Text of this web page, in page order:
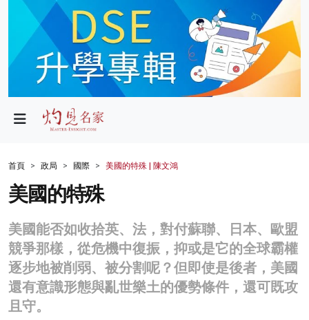
政局
財經
生活
商業
科技
影片
首頁 政局 國際 美國的特殊 | 陳文鴻
美國的特殊
美國能否如收拾英、法，對付蘇聯、日本、歐盟
競爭那樣，從危機中復振，抑或是它的全球霸權
逐步地被削弱、被分割呢？但即使是後者，美國
還有意識形態與亂世樂土的優勢條件，還可既攻
且守。